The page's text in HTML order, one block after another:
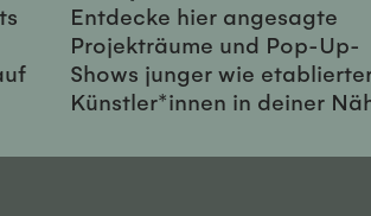
Entdecke hier angesagte
Projekträume und Pop-Up-
Shows junger wie
Künstler*innen in deiner